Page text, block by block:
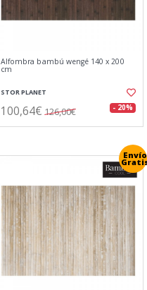
Alfombra bambú wengé 140 x 200
cm
STOR PLANET
100,64€ 126,00€ - 20%
Envío